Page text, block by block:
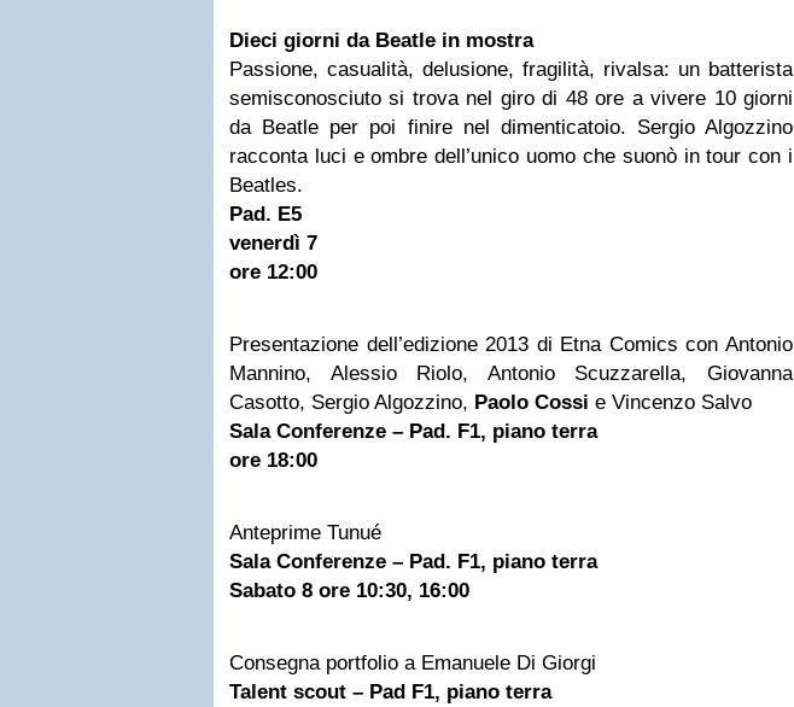
Dieci giorni da Beatle in mostra
Passione, casualità, delusione, fragilità, rivalsa: un batterista
semisconosciuto si trova nel giro di 48 ore a vivere 10 giorni
da Beatle per poi finire nel dimenticatoio. Sergio Algozzino
racconta luci e ombre dell’unico uomo che suonò in tour con i
Beatles.
Pad. E5
venerdì 7
ore 12:00
Presentazione dell’edizione 2013 di Etna Comics con Antonio
Mannino, Alessio Riolo, Antonio Scuzzarella, Giovanna
Casotto, Sergio Algozzino, Paolo Cossi e Vincenzo Salvo
Sala Conferenze – Pad. F1, piano terra
ore 18:00
Anteprime Tunué
Sala Conferenze – Pad. F1, piano terra
Sabato 8 ore 10:30, 16:00
Consegna portfolio a Emanuele Di Giorgi
Talent scout – Pad F1, piano terra